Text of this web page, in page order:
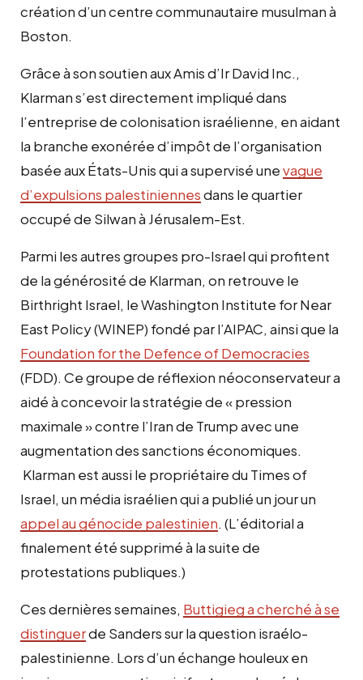
création d’un centre communautaire musulman à
Boston.
Grâce à son soutien aux Amis d’Ir David Inc.,
Klarman s’est directement impliqué dans
l’entreprise de colonisation israélienne, en aidant
la branche exonérée d’impôt de l’organisation
basée aux États-Unis qui a supervisé unevague
d’expulsions palestiniennesdans le quartier
occupé de Silwan à Jérusalem-Est.
Parmi les autres groupes pro-Israel qui profitent
de la générosité de Klarman, on retrouve le
Birthright Israel, le Washington Institute for Near
East Policy (WINEP) fondé par l’AIPAC, ainsi que la
Foundation for the Defence of Democracies
(FDD). Ce groupe de réflexion néoconservateur a
aidé à concevoir la stratégie de « pression
maximale » contre l’Iran de Trump avec une
augmentation des sanctions économiques.
Klarman est aussi le propriétaire du Times of
Israel, un média israélien qui a publié un jour un
appel au génocide palestinien. (L’éditorial a
finalement été supprimé à la suite de
protestations publiques.)
Ces dernières semaines, Buttigieg a cherché à se
distinguerde Sanders sur la question israélo-
palestinienne. Lors d’un échange houleux en